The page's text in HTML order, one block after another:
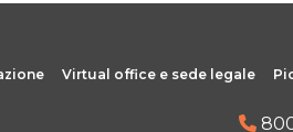
Virtual office e sede legale